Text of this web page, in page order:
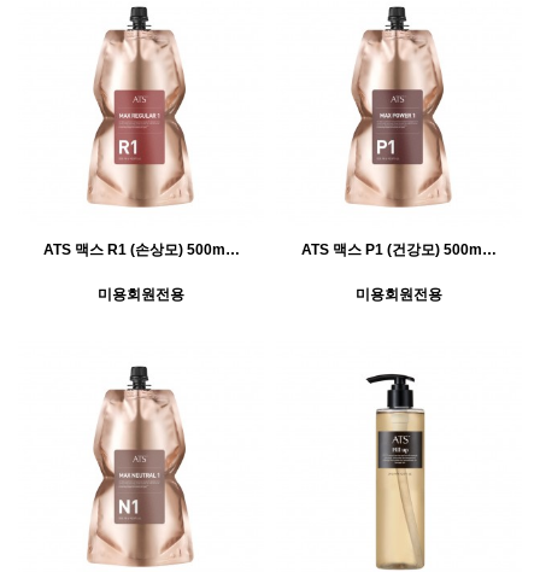
ATS 맥스 R1 (손상모) 500m…
미용회원전용
ATS 맥스 P1 (건강모) 500m…
미용회원전용